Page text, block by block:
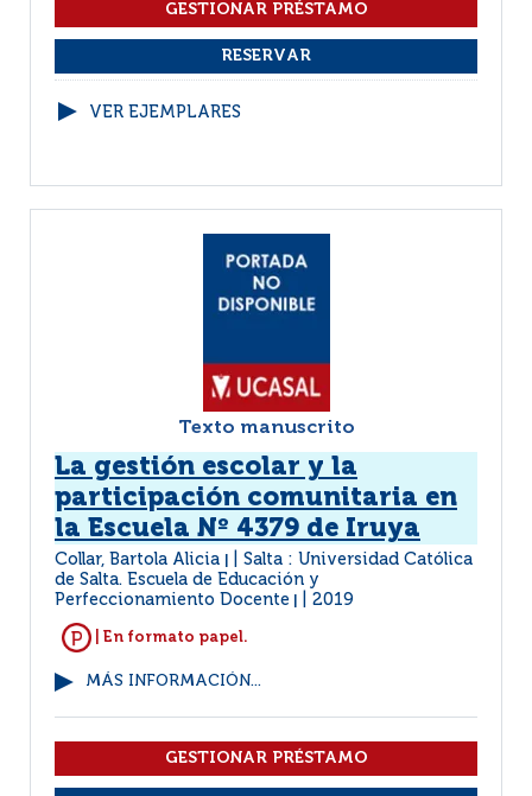
VER EJEMPLARES
Texto manuscrito
La gestión escolar y la
participación comunitaria en
la Escuela Nº 4379 de Iruya
Collar, Bartola Alicia
Salta : Universidad Católica
de Salta. Escuela de Educación y
Perfeccionamiento Docente
2019
| En formato papel.
MÁS INFORMACIÓN...